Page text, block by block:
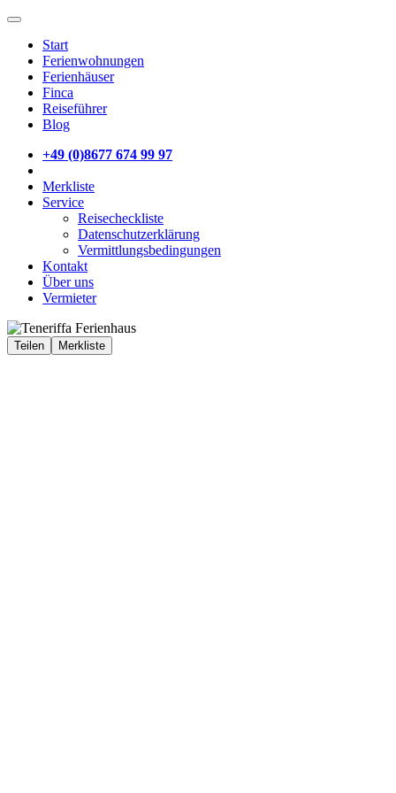
Start
Ferienwohnungen
Ferienhäuser
Finca
Reiseführer
Blog
+49 (0)8677 674 99 97
Merkliste
Service
Reisecheckliste
Datenschutzerklärung
Vermittlungsbedingungen
Kontakt
Über uns
Vermieter
Teilen Merkliste